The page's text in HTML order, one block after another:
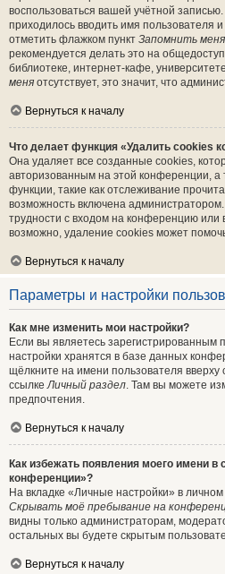
воспользоваться вашей учётной
приходилось вводить имя пользователя
отметить флажком пункт Запомнить меня
рекомендуется делать это на
библиотеке, интернет-кафе,
меня отсутствует, это значит, что
Вернуться к началу
Что делает функция «Удалить cookies
Она удаляет все созданные cookies,
авторизованным на этой конференции, а
функции, такие как отслеживание
возможность включена
трудности с входом на конференцию
возможно, удаление cookies может
Вернуться к началу
Параметры и настройки
Как мне изменить мои настройки?
Если вы являетесь зарегистрированным
настройки хранятся в базе данных
щёлкните на имени пользователя
ссылкеЛичный раздел. Там вы можете
предпочтения.
Вернуться к началу
Как избежать появления моего имени в
конференции»?
На вкладке «Личные настройки» в
Скрывать моё пребывание на
видны только администраторам,
остальных вы будете скрытым
Вернуться к началу